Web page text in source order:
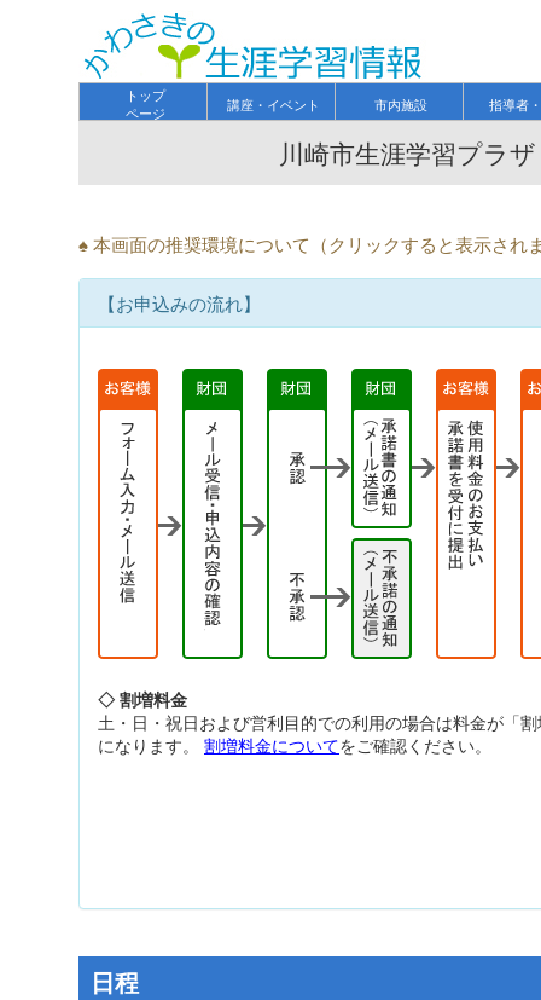
トップ
ページ
講座・イベント 市内施設 指導者
川崎市生涯学習プラ
♠ 本画面の推奨環境について（クリックすると表示され
【お申込みの流れ】
◇ 割増料金
土・日・祝日および営利目的での利用の場合は料金が「
になります。 割増料金についてをご確認ください。
日程